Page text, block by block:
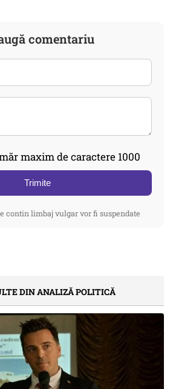
comentariu
maxim de caractere 1000
Trimite
contin limbaj vulgar vor fi suspendate
DIN ANALIZĂ POLITICĂ